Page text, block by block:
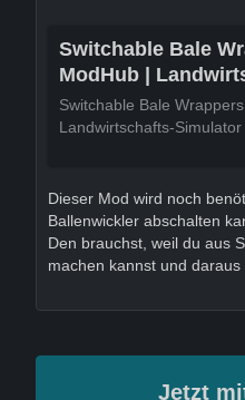
Switchable Bale
ModHub |
Switchable Bale
Landwirtschafts-Simulator
Dieser Mod wird noch
Ballenwickler abschalten
Den brauchst, weil du aus
machen kannst und
Jetzt